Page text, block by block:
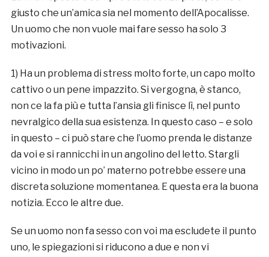
giusto che un’amica sia nel momento dell’Apocalisse.
Un uomo che non vuole mai fare sesso ha solo 3
motivazioni.
1) Ha un problema di stress molto forte, un capo molto
cattivo o un pene impazzito. Si vergogna, è stanco,
non ce la fa più e tutta l’ansia gli finisce lì, nel punto
nevralgico della sua esistenza. In questo caso – e solo
in questo – ci può stare che l’uomo prenda le distanze
da voi e si rannicchi in un angolino del letto. Stargli
vicino in modo un po’ materno potrebbe essere una
discreta soluzione momentanea. E questa era la buona
notizia. Ecco le altre due.
Se un uomo non fa sesso con voi ma escludete il punto
uno, le spiegazioni si riducono a due e non vi